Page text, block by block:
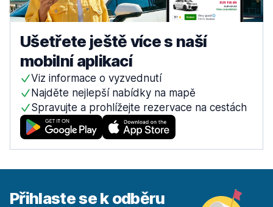
Ušetřete ještě více s naší
mobilní aplikací
Viz informace o vyzvednutí
Najděte nejlepší nabídky na mapě
Spravujte a prohlížejte rezervace na cestách
Přihlaste se k odběru